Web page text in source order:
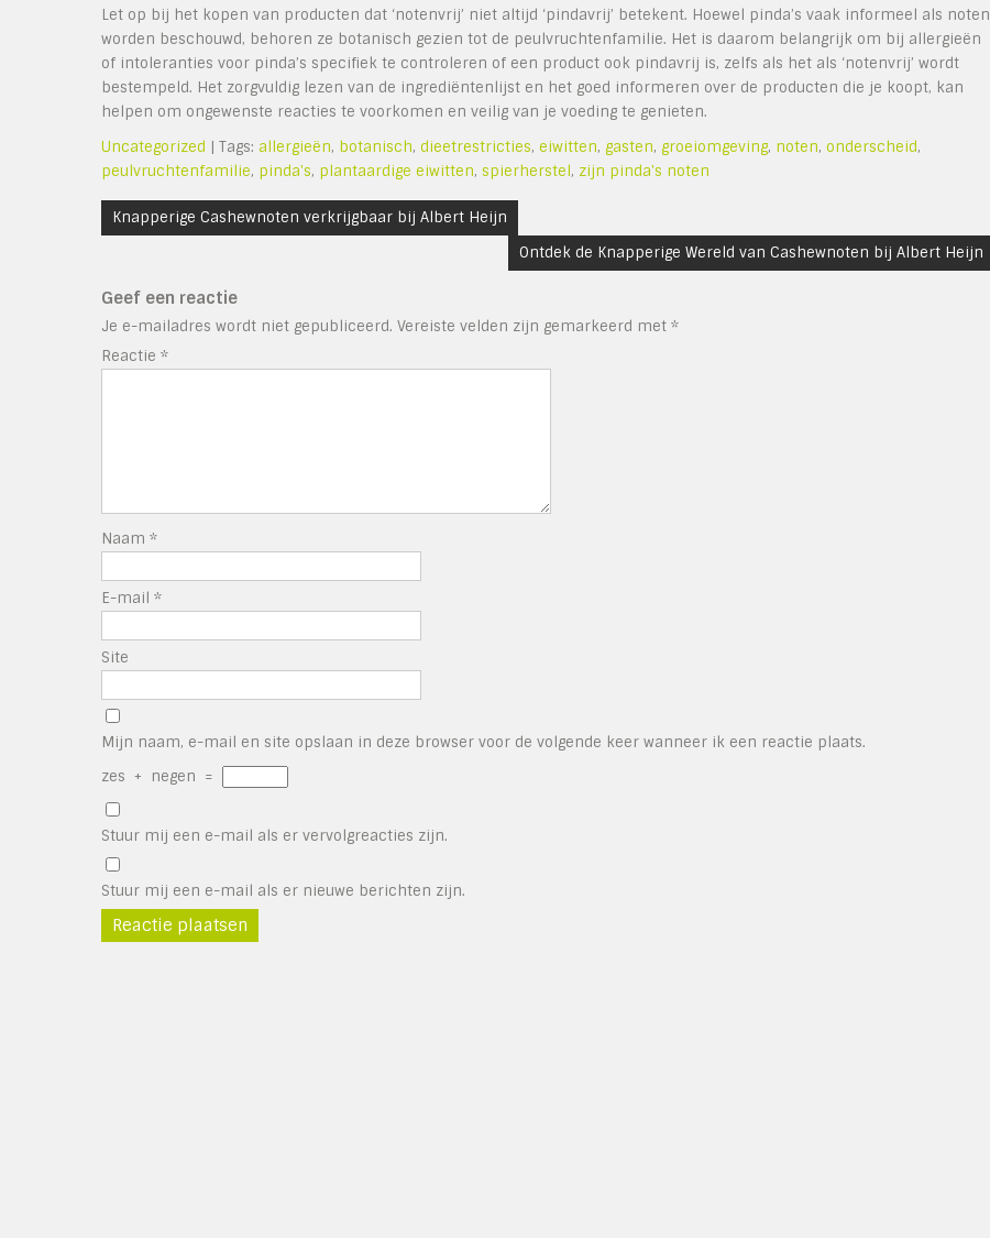
Let op bij het kopen van producten dat ‘notenvrij’ niet altijd ‘pindavrij’ betekent. Hoewel pinda’s vaak informeel als noten
worden beschouwd, behoren ze botanisch gezien tot de peulvruchtenfamilie. Het is daarom belangrijk om bij allergieën
of intoleranties voor pinda’s specifiek te controleren of een product ook pindavrij is, zelfs als het als ‘notenvrij’ wordt
bestempeld. Het zorgvuldig lezen van de ingrediëntenlijst en het goed informeren over de producten die je koopt, kan
helpen om ongewenste reacties te voorkomen en veilig van je voeding te genieten.
Uncategorized | Tags: allergieën, botanisch, dieetrestricties, eiwitten, gasten, groeiomgeving, noten, onderscheid,
peulvruchtenfamilie, pinda's, plantaardige eiwitten, spierherstel, zijn pinda's noten
Bericht
navigatie
Knapperige Cashewnoten verkrijgbaar bij Albert Heijn
Ontdek de Knapperige Wereld van Cashewnoten bij Albert Heijn
Geef een reactie
Je e-mailadres wordt niet gepubliceerd. Vereiste velden zijn gemarkeerd met *
Reactie *
Naam *
E-mail *
Site
Mijn naam, e-mail en site opslaan in deze browser voor de volgende keer wanneer ik een reactie plaats.
zes + negen =
Stuur mij een e-mail als er vervolgreacties zijn.
Stuur mij een e-mail als er nieuwe berichten zijn.